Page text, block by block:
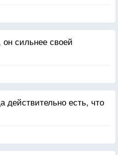
он сильнее своей
действительно есть, что